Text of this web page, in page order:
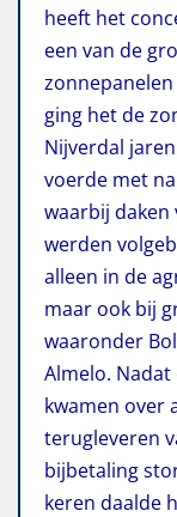
heeft het
een van de
ging het de
Nijverdal
voerde met
waarbij daken
werden
alleen in de
maar ook bij
waaronder
Almelo.
kwamen over
terugleveren
bijbetaling
keren daalde